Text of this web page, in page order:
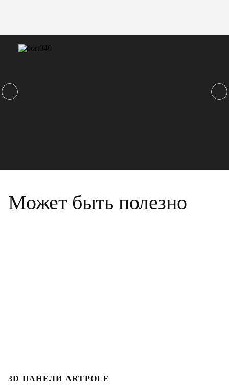
Может быть полезно
3D ПАНЕЛИ ARTPOLE